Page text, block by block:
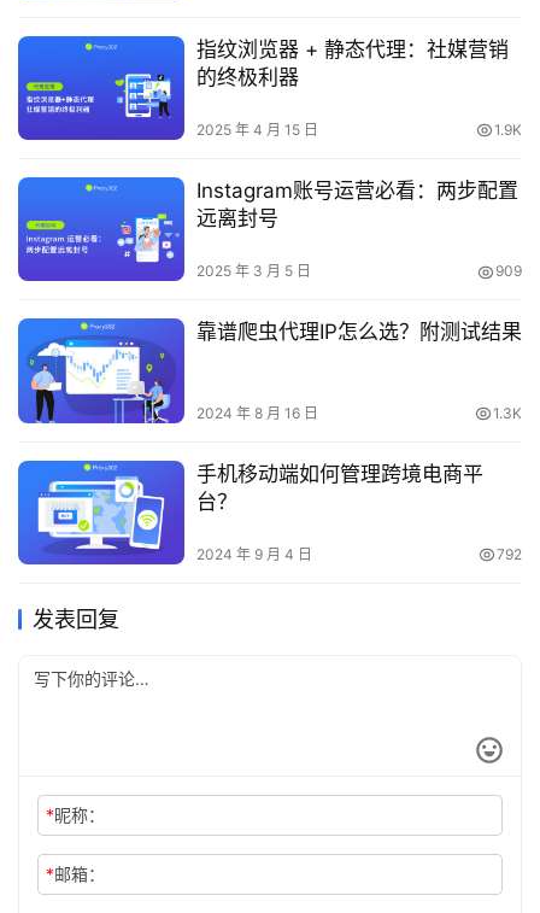
指纹浏览器 + 静态代理：社媒营销
的终极利器
2025 年 4 月 15 日 1.9K
Instagram账号运营必看：两步配置
远离封号
2025 年 3 月 5 日 909
靠谱爬虫代理IP怎么选？附测试结果
2024 年 8 月 16 日 1.3K
手机移动端如何管理跨境电商平
台？
2024 年 9 月 4 日 792
发表回复
*昵称：
*邮箱：